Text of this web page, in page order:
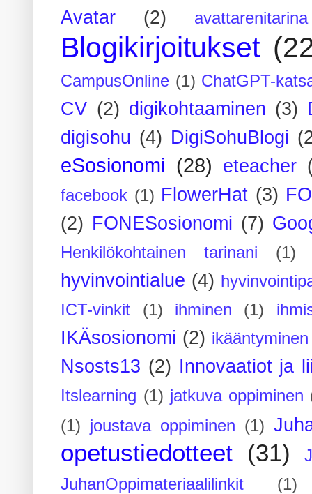
Avatar
(2) avattarenitarina
Blogikirjoitukset
CampusOnline (1) ChatGPT-
CV (2) digikohtaaminen (3)
digisohu (4) DigiSohuBlogi
eSosionomi (28) eteacher
facebook (1) FlowerHat (3)
(2) FONESosionomi (7)
Henkilökohtainen tarinani (1)
hyvinvointialue (4)
ICT-vinkit
(1) ihminen (1)
IKÄsosionomi (2) ikääntyminen
Nsosts13 (2) Innovaatiot ja
Itslearning (1) jatkuva oppiminen
(1) joustava oppiminen (1)
opetustiedotteet (31)
JuhanOppimateriaalilinkit
(1)